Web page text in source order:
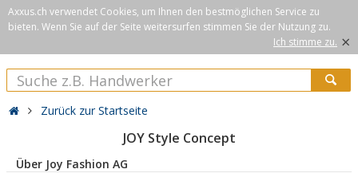
Axxus.ch verwendet Cookies, um Ihnen den bestmöglichen Service zu
bieten. Wenn Sie auf der Seite weitersurfen stimmen Sie der Nutzung zu.
Ich stimme zu. ×
Zurück zur Startseite
JOY Style Concept
Über Joy Fashion AG